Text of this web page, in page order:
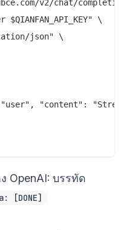
v2/chat/
$QIANFAN_API_KEY" \
json" \
"content":
OpenAI: บรรทัด
[DONE]